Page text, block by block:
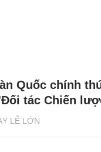
LỄ LỚN
Quốc chính
tác Chiến